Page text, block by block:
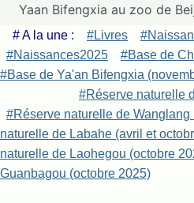
Yaan Bifengxia au zoo de
# A la une : #Livres
#Naissances2025
#Base de
#Base de Ya'an Bifengxia
#Réserve naturelle
#Réserve naturelle de Wanglang
naturelle de Labahe (avril et
naturelle de Laohegou (octobre
Guanbagou (octobre 2025)